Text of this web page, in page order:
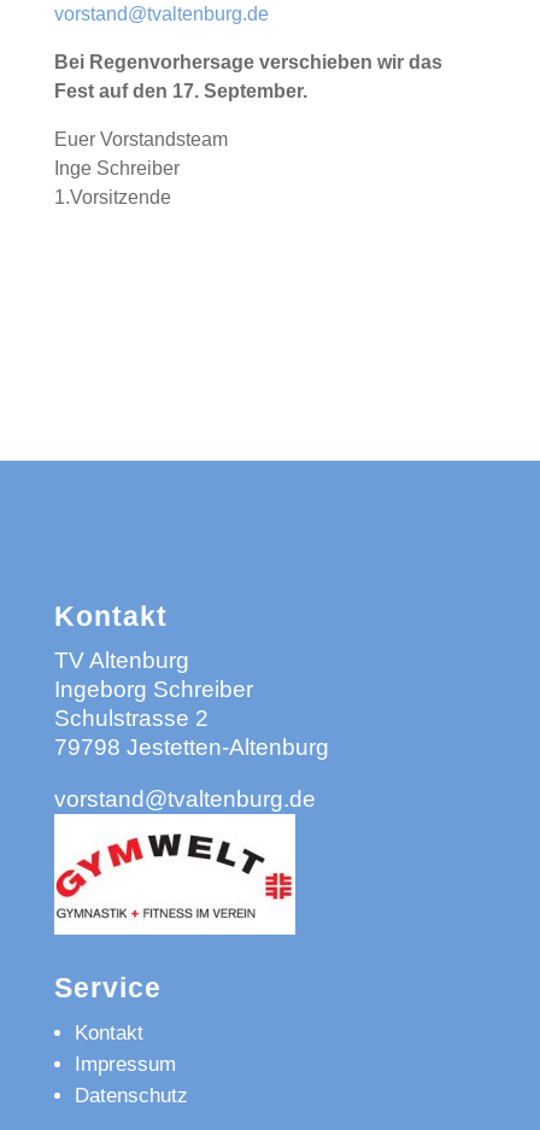
vorstand@tvaltenburg.de
Bei Regenvorhersage verschieben wir das
Fest auf den 17. September.
Euer Vorstandsteam
Inge Schreiber
1.Vorsitzende
Kontakt
TV Altenburg
Ingeborg Schreiber
Schulstrasse 2
79798 Jestetten-Altenburg
vorstand@tvaltenburg.de
Service
Kontakt
Impressum
Datenschutz